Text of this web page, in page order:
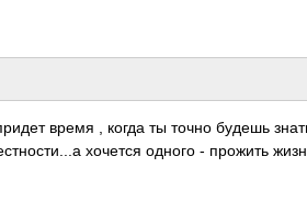
время , когда ты точно будешь
хочется одного - прожить